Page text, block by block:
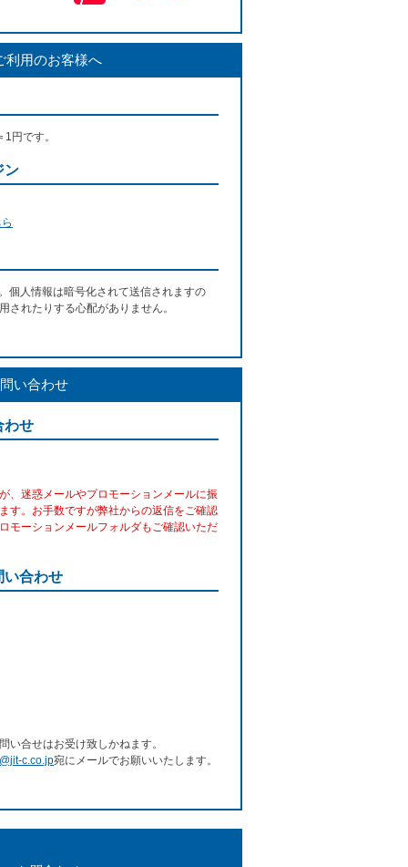
利用のお客様へ
円です。
ン
個人情報は暗号化されて送信されますの
されたりする心配がありません。
い合わせ
わせ
、迷惑メールやプロモーションメールに振
す。お手数ですが弊社からの返信をご確認
モーションメールフォルダもご確認いただ
い合わせ
い合せはお受け致しかねます。
c.co.jp宛にメールでお願いいたします。